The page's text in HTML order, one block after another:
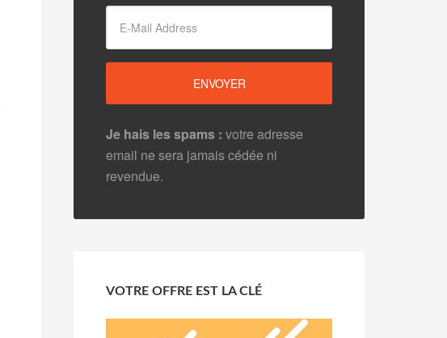
Je hais les spams : votre adresse
email ne sera jamais cédée ni
revendue.
VOTRE OFFRE EST LA CLÉ